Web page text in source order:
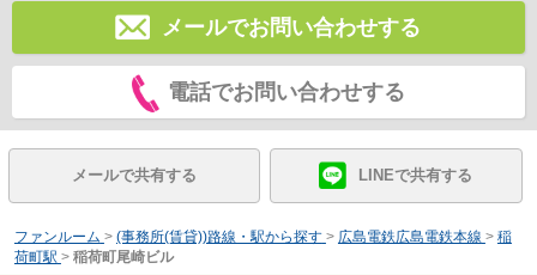
メールでお問い合わせする
電話でお問い合わせする
メールで共有する LINEで共有する
ファンルーム > (事務所(賃貸))路線・駅から探す > 広島電鉄広島電鉄本線 > 稲
荷町駅 > 稲荷町尾崎ビル